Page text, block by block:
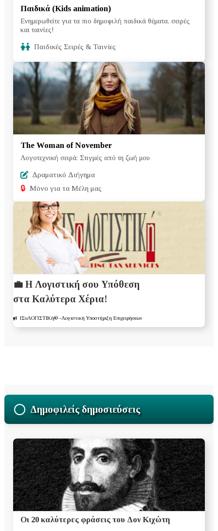
Παιδικά (Kids animation)
Ενημερωθείτε για τα πιο δημοφιλή παιδικά θέματα, σειρές
και ταινίες!
Παιδικές Σειρές & Ταινίες
The Woman of November
Λογοτεχνική σειρά: Στιγμές από τη ζωή μου
Δραματικό Διήγημα
🔒 Μόνο για τα Μέλη μας
💼 Η Λογιστική σου Υπόθεση
στα Καλύτερα Χέρια!
ΙΣοΛΟΓΙΣΤΙΚή® -Λογιστική Υποστήριξη Επιχειρήσεων
Δημοφιλείς δημοσιεύσεις
Οι 20 καλύτερες φράσεις του Δον Κιχώτη